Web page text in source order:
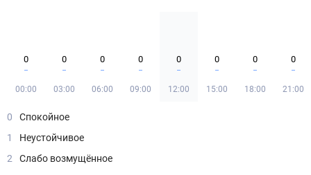
0
00:00
0
03:00
0
06:00
0
09:00
0
12:00
0
15:00
0
18:00
0
21:00
0
Спокойное
1
Неустойчивое
2
Слабо возмущённое